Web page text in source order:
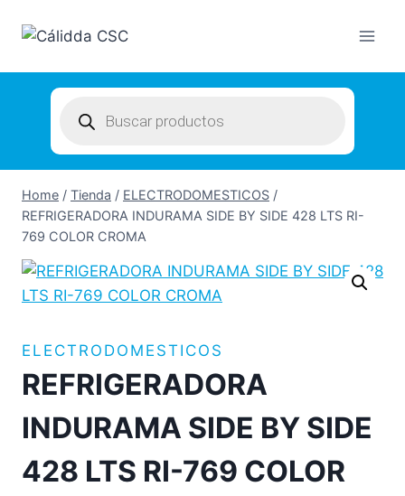
search
Home / Tienda / ELECTRODOMESTICOS /
REFRIGERADORA INDURAMA SIDE BY SIDE 428 LTS RI-
769 COLOR CROMA
ELECTRODOMESTICOS
REFRIGERADORA
INDURAMA SIDE BY SIDE
428 LTS RI-769 COLOR